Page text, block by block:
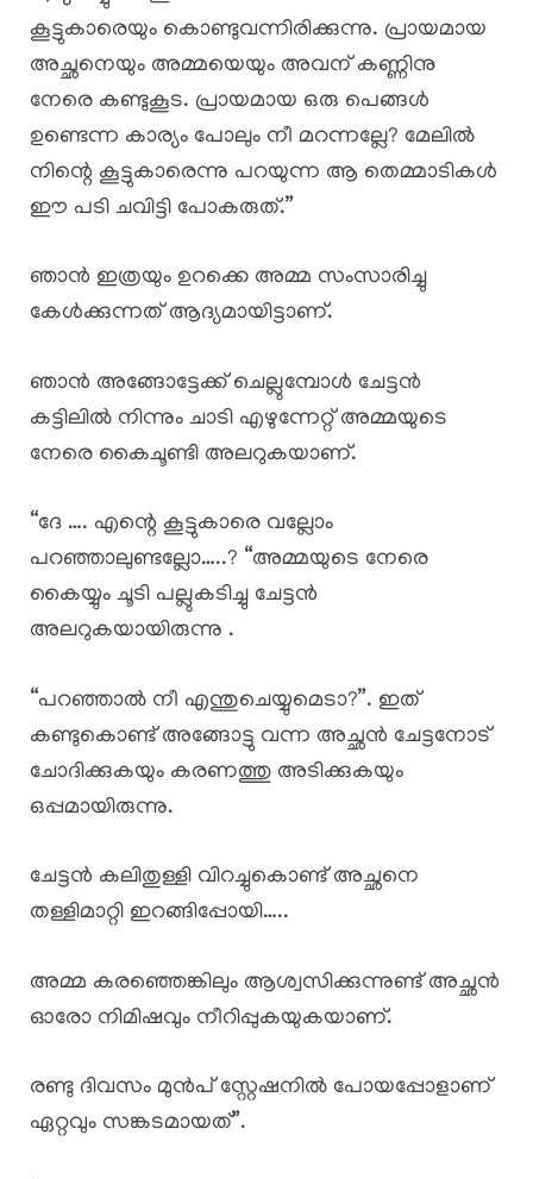
കൂട്ടുകാരെയും കൊണ്ടുവന്നിരിക്കുന്നു. പ്രായമായ
അച്ഛനെയും അമ്മയെയും അവന് കണ്ണിനു
നേരെ കണ്ടുകൂട. പ്രായമായ ഒരു പെങ്ങൾ
ഉണ്ടെന്ന കാര്യം പോലും നീ മറന്നല്ലേ? മേലിൽ
നിന്റെ കൂട്ടുകാരെന്നു പറയുന്ന ആ തെമ്മാടികൾ
ഈ പടി ചവിട്ടി പോകരുത്.”
ഞാൻ ഇത്രയും ഉറക്കെ അമ്മ സംസാരിച്ചു
കേൾക്കുന്നത് ആദ്യമായിട്ടാണ്.
ഞാൻ അങ്ങോട്ടേക്ക് ചെല്ലുമ്പോൾ ചേട്ടൻ
കട്ടിലിൽ നിന്നും ചാടി എഴുന്നേറ്റ് അമ്മയുടെ
നേരെ കൈചൂണ്ടി അലറുകയാണ്.
“ദേ …. എന്റെ കൂട്ടുകാരെ വല്ലോം
പറഞ്ഞാലുണ്ടല്ലോ…..? “അമ്മയുടെ നേരെ
കൈയ്യും ചൂടി പല്ലുകടിച്ചു ചേട്ടൻ
അലറുകയായിരുന്നു .
“പറഞ്ഞാൽ നീ എന്തുചെയ്യുമെടാ?”. ഇത്
കണ്ടുകൊണ്ട് അങ്ങോട്ടു വന്ന അച്ഛൻ ചേട്ടനോട്
ചോദിക്കുകയും കരണത്തു അടിക്കുകയും
ഒപ്പമായിരുന്നു.
ചേട്ടൻ കലിതുള്ളി വിറച്ചുകൊണ്ട് അച്ഛനെ
തള്ളിമാറ്റി ഇറങ്ങിപ്പോയി…..
അമ്മ കരഞ്ഞെങ്കിലും ആശ്വസിക്കുന്നുണ്ട് അച്ഛൻ
ഓരോ നിമിഷവും നീറിപ്പുകയുകയാണ്.
രണ്ടു ദിവസം മുൻപ് സ്റ്റേഷനിൽ പോയപ്പോളാണ്
ഏറ്റവും സങ്കടമായത്”.